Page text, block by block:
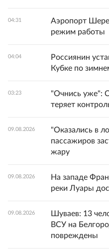
04:31
Аэропорт
режим работы
04:04
Россиянин
Кубке по
03:23
"Очнись уже":
теряет
09.08.2026
"Оказались в
пассажиров
жару
09.08.2026
На западе
реки Луары
09.08.2026
Шуваев: 13
ВСУ на
повреждены